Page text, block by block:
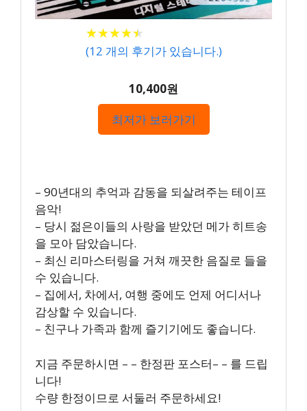
★★★★★
★★★★★
(12 개의 후기가 있습니다.)
10,400원
최저가 보러가기
– 90년대의 추억과 감동을 되살려주는 테이프
음악!
– 당시 젊은이들의 사랑을 받았던 메가 히트송
을 모아 담았습니다.
– 최신 리마스터링을 거쳐 깨끗한 음질로 들을
수 있습니다.
– 집에서, 차에서, 여행 중에도 언제 어디서나
감상할 수 있습니다.
– 친구나 가족과 함께 즐기기에도 좋습니다.
지금 주문하시면 – – 한정판 포스터– – 를 드립
니다!
수량 한정이므로 서둘러 주문하세요!